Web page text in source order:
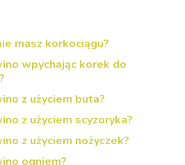
masz korkociągu?
wpychając korek do
z użyciem buta?
z użyciem scyzoryka?
z użyciem nożyczek?
ogniem?